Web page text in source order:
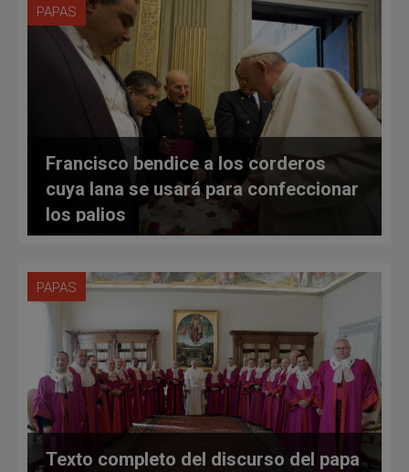
PAPAS
Francisco bendice a los corderos
cuya lana se usará para confeccionar
los palios
PAPAS
Texto completo del discurso del papa